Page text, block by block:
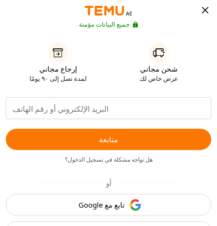
AE
جميع البيانات مؤمنة
شحن مجاني
عرض خاص لك
إرجاع مجاني
لمدة تصل إلى ٩٠ يومًا
متابعة
هل تواجه مشكلة في تسجيل الدخول؟
أو
تابع مع Google